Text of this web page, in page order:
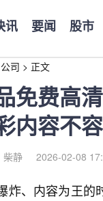
讯 要闻 股市
公司 > 正文
免费高
内容不
柴静 2026-02-08
炸、内容为王的